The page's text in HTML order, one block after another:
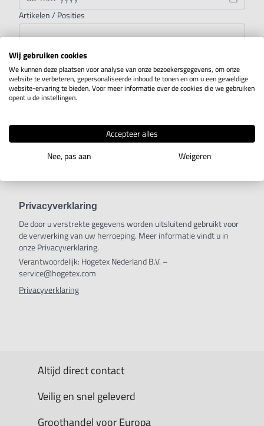
Artikelen / Posities
Bericht
Hierbij herroep ik het door mij gesloten contract.
HERROEPING VERZENDEN
Privacyverklaring
De door u verstrekte gegevens worden uitsluitend gebruikt voor
de verwerking van uw herroeping. Meer informatie vindt u in
onze Privacyverklaring.
Verantwoordelijk: Hogetex Nederland B.V. –
service@hogetex.com
Privacyverklaring
Altijd direct contact
Veilig en snel geleverd
Groothandel voor Europa
Wij gebruiken cookies
We kunnen deze plaatsen voor analyse van onze bezoekersgegevens, om onze
website te verbeteren, gepersonaliseerde inhoud te tonen en om u een geweldige
website-ervaring te bieden. Voor meer informatie over de cookies die we gebruiken
opent u de instellingen.
Accepteer alles
Nee, pas aan
Weigeren